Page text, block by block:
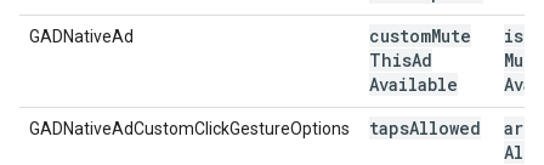
GADNativeAd customMute
ThisAd
Available
is
Mute
GADNativeAdCustomClickGestureOptions tapsAllowed are